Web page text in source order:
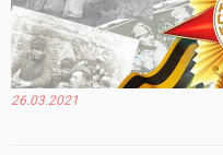
26.03.2021